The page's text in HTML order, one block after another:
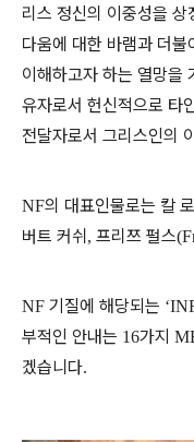
리스 정신의 이중성을 상
다움에 대한 바램과 더불
이해하고자 하는 열망을
유자로서 헌신적으로 타
전달자로서 그리스인의
NF의 대표인물로는 칼
버트 커쉬 , 프리쯔 펄스
NF 기질에 해당되는
부적인 안내는 16가지
겠습니다.